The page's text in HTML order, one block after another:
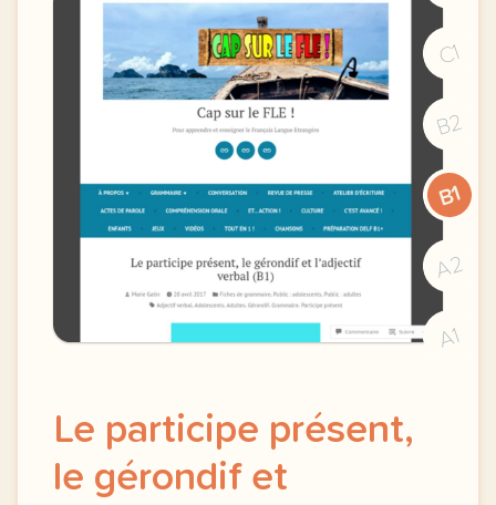
C1
B2
B1
A2
A1
Le participe présent,
le gérondif et